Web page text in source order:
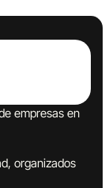
empresas en
organizados